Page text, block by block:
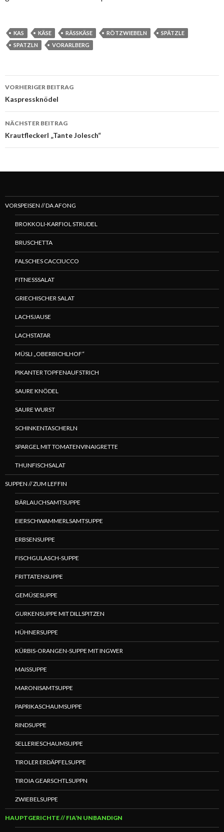
KAS KÄSE RÄSSKÄSE RÖTZWIEBELN
SPÄTZLE
SPATZLN
VORARLBERG
Beitragsnavigation
VORHERIGER BEITRAG
Kaspressknödel
NÄCHSTER BEITRAG
Krautfleckerl „Tante Jolesch“
VORSPEISEN // DA AFONG
BROKKOLI-KARFIOL STRUDEL
BRUSCHETTA
FALSCHES CACCIUCCO
FITNESSSALAT
GRIECHISCHER SALAT
LACHSJAUSE
LACHSTATAR
MÜSLI „OBERBICHLHOF“
PIKANTER TOPFENAUFSTRICH
SAURE KNÖDEL
SAURE WURST
SCHINKENTASCHERLN
SPARGEL MIT TOMATENVINAIGRETTE
THUNFISCHSALAT
SUPPEN // ZUM LEFFIN
BÄRLAUCHSAMTSUPPE
EIERSCHWAMMERLSAMTSUPPE
ERBSENSUPPE
FISCHGULASCH-SUPPE
FRITTATENSUPPE
GEMÜSESUPPE
GURKENSUPPE MIT DILLSPITZEN
HÜHNERSUPPE
KÜRBIS-ORANGEN-SUPPE MIT INGWER
MAISSUPPE
MARONISAMTSUPPE
PAPRIKASCHAUMSUPPE
RINDSUPPE
SELLERIESCHAUMSUPPE
TIROLER ERDÄPFELSUPPE
TIROIA GEARSCHTLSUPPN
ZWIEBELSUPPE
HAUPTGERICHTE // FIA’N UNBANDIGN